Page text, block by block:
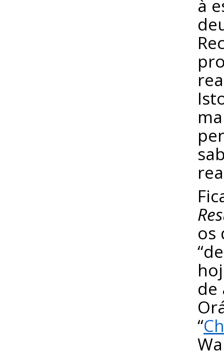
à
os
de
“